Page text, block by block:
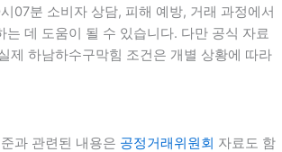
07분 소비자 상담, 피해 예방, 거래 과정에서
는 데 도움이 될 수 있습니다. 다만 공식 자료
제 하남하수구막힘 조건은 개별 상황에 따라
과 관련된 내용은 공정거래위원회 자료도 함